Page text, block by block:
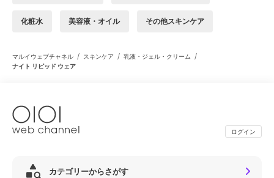
化粧水 美容液・オイル その他スキンケア
マルイウェブチャネル / スキンケア / 乳液・ジェル・クリーム /
ナイト リピッド ウェア
ログイン
カテゴリーからさがす